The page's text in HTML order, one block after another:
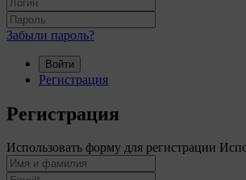
Забыли пароль?
Войти
Регистрация
Регистрация
Использовать форму для регистрации